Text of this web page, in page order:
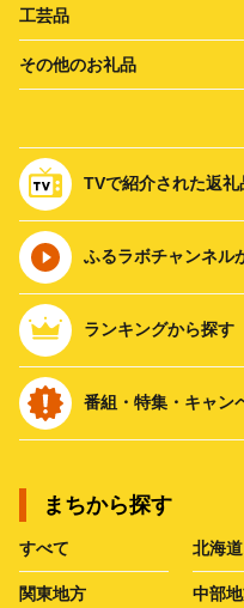
工芸品
その他のお礼品
TVで紹介された返礼
ふるラボチャンネル
ランキングから探す
番組・特集・キャン
まちから探す
すべて 北海道
関東地方 中部